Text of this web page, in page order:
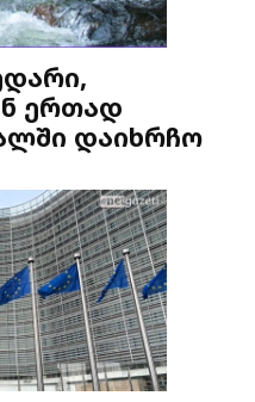
ერთად
დაიხრჩო